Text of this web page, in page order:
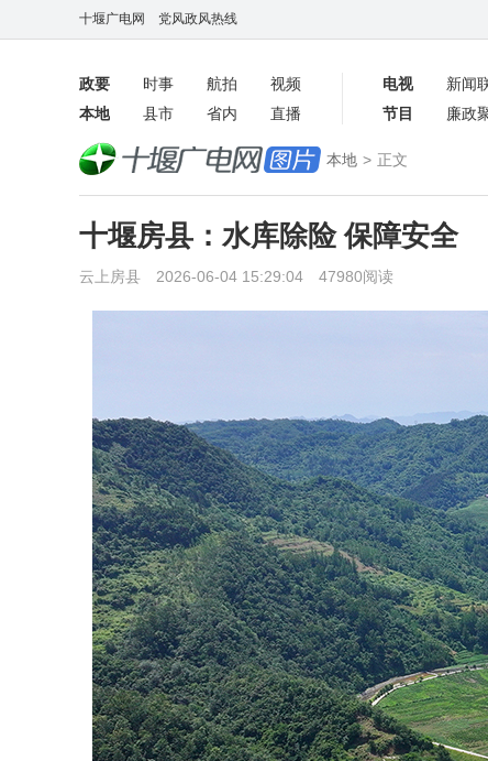
十堰广电网 党风政风热线
政要 时事 航拍
视频
本地
县市 省内 直播
电视 新闻
节目
廉政
数字报
本地 > 正文
十堰房县：水库除险 保障安全
云上房县 2026-06-04 15:29:04 47980阅读